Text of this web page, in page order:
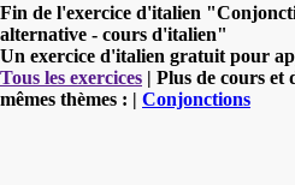
Fin de l'exercice d'italien
alternative - cours d'italien"
Un exercice d'italien gratuit pour
Tous les exercices | Plus de cours et
mêmes thèmes : | Conjonctions